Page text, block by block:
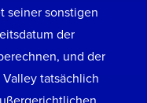
seiner sonstigen
der
und der
tatsächlich